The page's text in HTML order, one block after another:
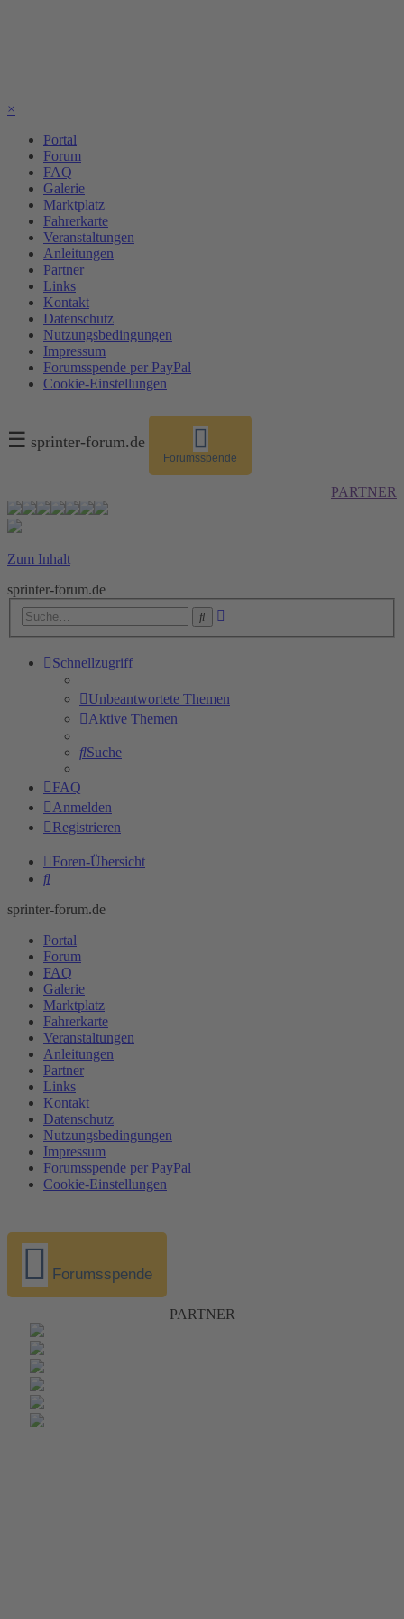
×
Portal
Forum
FAQ
Galerie
Marktplatz
Fahrerkarte
Veranstaltungen
Anleitungen
Partner
Links
Kontakt
Datenschutz
Nutzungsbedingungen
Impressum
Forumsspende per PayPal
Cookie-Einstellungen
☰ sprinter-forum.de
Forumsspende
PARTNER
Zum Inhalt
sprinter-forum.de
Suche
Schnellzugriff
Unbeantwortete Themen
Aktive Themen
Suche
FAQ
Anmelden
Registrieren
Foren-Übersicht
Suche
sprinter-forum.de
Portal
Forum
FAQ
Galerie
Marktplatz
Fahrerkarte
Veranstaltungen
Anleitungen
Partner
Links
Kontakt
Datenschutz
Nutzungsbedingungen
Impressum
Forumsspende per PayPal
Cookie-Einstellungen
Forumsspende
PARTNER